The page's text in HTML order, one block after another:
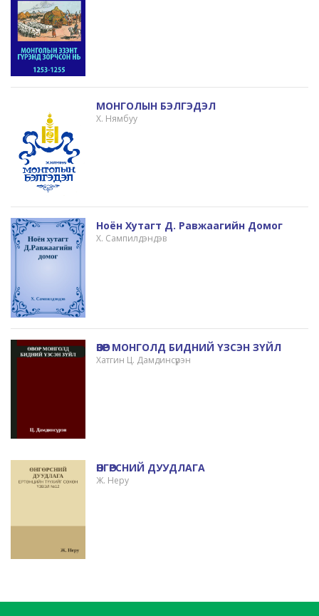
МОНГОЛЫН БЭЛГЭДЭЛ
Х. Нямбуу
Ноён Хутагт Д. Равжаагийн Домог
Х. Сампилдэндэв
ӨВӨР МОНГОЛД БИДНИЙ ҮЗСЭН ЗҮЙЛ
Хатгин Ц. Дамдинсүрэн
ӨНГӨРСНИЙ ДУУДЛАГА
Ж. Неру